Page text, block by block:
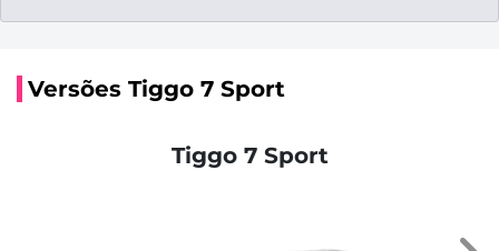
Versões Tiggo 7 Sport
Tiggo 7 Sport